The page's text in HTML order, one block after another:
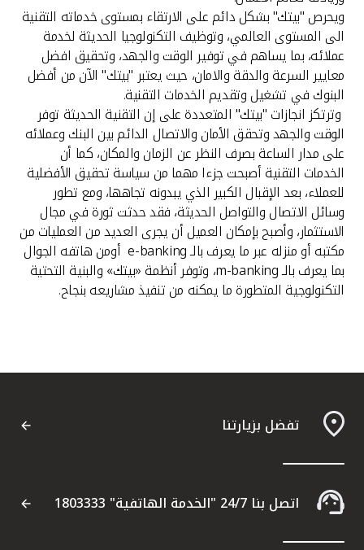
ألمانيا
ماليزيا
تركيا
مصر
المملكة المتحدة
مملكة البحرين
ويحرص "بيتك" بشكل دائم على الارتقاء بمستوى خدماته التقنية
الى المستوى العالمي، وتوظيف التكنولوجيا الحديثة لخدمة
عملائه، بما يساهم في توفير الوقت والجهد، وتحقيق افضل
معايير السرعة والدقة والامان، حيث يعتبر "بيتك" الآن من أفضل
البنوك في تشغيل وتقديم الخدمات التقنية.
وترتكز انجازات "بيتك" المتعددة على إن التقنية الحديثة توفر
الوقت والجهد وتحقق الأمان والاتصال الدائم بين البنك وعملائه
على مدار الساعة بصرف النظر عن الزمان والمكان، كما أن
الخدمات التقنية أصبحت جزءا مهما من سياسة تحقيق الأفضلية
للعملاء، بعد الإقبال الكبير الذي يبدونه تجاهها، ومع تطور
وسائل الاتصال والتواصل الحديثة، فقد حدثت ثورة في مجال
الاستثمار، وأصبح بإمكان العميل أن يجرى العديد من العمليات من
مكتبه أو منزله عبر ما يعرف بالـ e-banking أومن هاتفه الجوال
بما يعرف بالـ m-banking، وتوفر أنظمة «بيتك» والبنية التحتية
التكنولوجية المتطورة ما يمكنه من تنفيذ مشاريعه بنجاح.
تفضل بزيارتنا
اتصل بنا 24/7 "الخدمة الهاتفية" 1803333